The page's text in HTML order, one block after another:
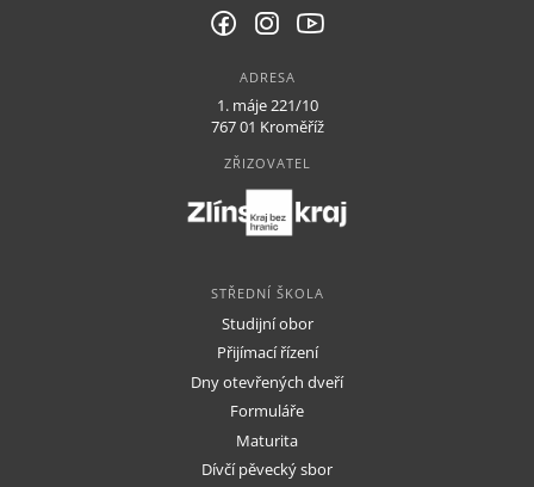
ADRESA
1. máje 221/10
767 01 Kroměříž
ZŘIZOVATEL
STŘEDNÍ ŠKOLA
Studijní obor
Přijímací řízení
Dny otevřených dveří
Formuláře
Maturita
Dívčí pěvecký sbor